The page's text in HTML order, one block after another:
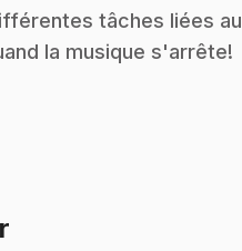
tâches liées au
la musique s'arrête!